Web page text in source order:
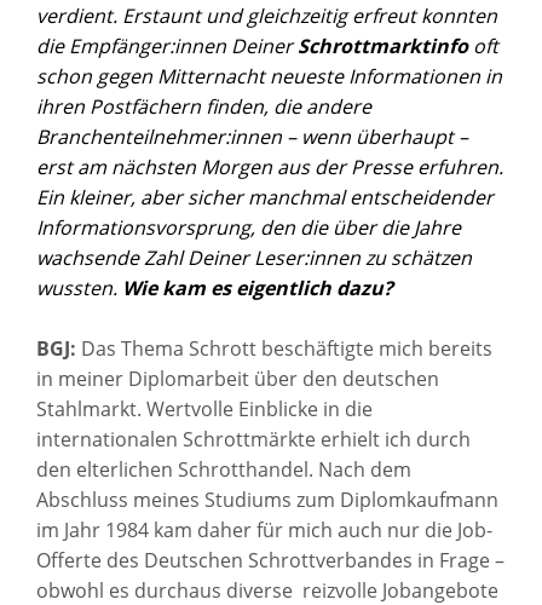
verdient. Erstaunt und gleichzeitig erfreut konnten
die Empfänger:innen DeinerSchrottmarktinfooft
schon gegen Mitternacht neueste Informationen in
ihren Postfächern finden, die andere
Branchenteilnehmer:innen – wenn überhaupt–
erst am nächsten Morgen aus der Presse erfuhren.
Ein kleiner, aber sicher manchmal entscheidender
Informationsvorsprung, den die über die Jahre
wachsende Zahl Deiner Leser:innen zu schätzen
wussten. Wie kam es eigentlich dazu?
BGJ: Das Thema Schrott beschäftigte mich bereits
in meiner Diplomarbeit über den deutschen
Stahlmarkt. Wertvolle Einblicke in die
internationalen Schrottmärkte erhielt ich durch
den elterlichen Schrotthandel. Nach dem
Abschluss meines Studiums zum Diplomkaufmann
im Jahr 1984 kam daher für mich auch nur die Job-
Offerte des Deutschen Schrottverbandes in Frage –
obwohl es durchaus diverse reizvolle Jobangebote